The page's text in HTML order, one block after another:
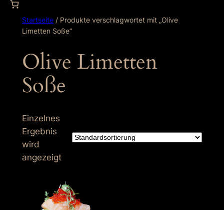
Startseite/ Produkte verschlagwortet mit „Olive
Limetten Soße“
Olive Limetten
Soße
Einzelnes
Ergebnis
wird
angezeigt